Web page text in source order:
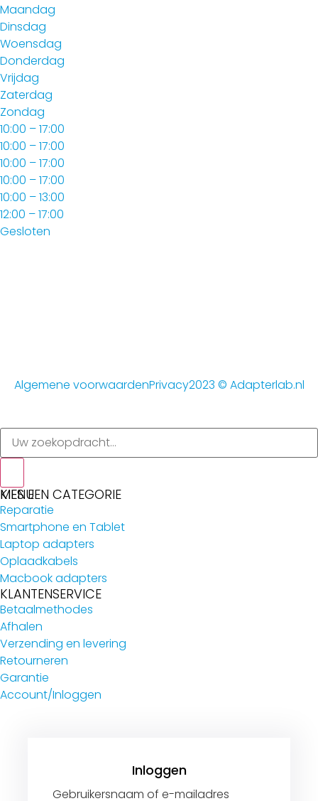
Maandag
Dinsdag
Woensdag
Donderdag
Vrijdag
Zaterdag
Zondag
10:00 – 17:00
10:00 – 17:00
10:00 – 17:00
10:00 – 17:00
10:00 – 13:00
12:00 – 17:00
Gesloten
Algemene voorwaardenPrivacy2023 © Adapterlab.nl
MENU
KIES EEN CATEGORIE
Reparatie
Smartphone en Tablet
Laptop adapters
Oplaadkabels
Macbook adapters
KLANTENSERVICE
Betaalmethodes
Afhalen
Verzending en levering
Retourneren
Garantie
Account/Inloggen
Gebruikersnaam of e-mailadres